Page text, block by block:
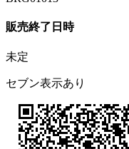
販売終了日時
未定
セブン表示あり